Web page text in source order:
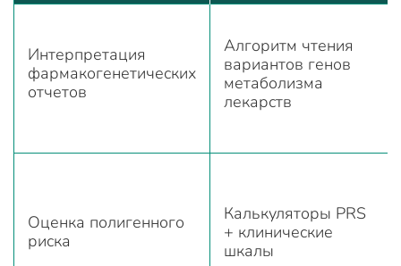
Интерпретация
фармакогенетических
отчетов
Алгоритм чтения
вариантов генов
метаболизма
лекарств
Оценка полигенного
риска
Калькуляторы PRS
+ клинические
шкалы